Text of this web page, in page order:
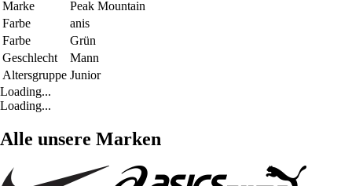
Marke
Peak Mountain
Farbe
anis
Farbe
Grün
Geschlecht
Mann
Altersgruppe Junior
Loading...
Loading...
Alle unsere Marken